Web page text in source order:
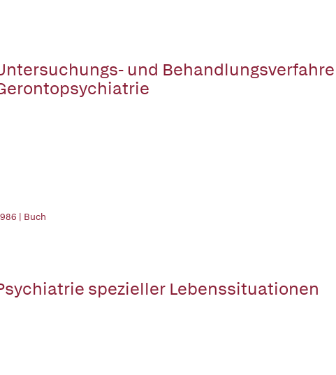
und
| Buch
spezieller Lebenssituationen